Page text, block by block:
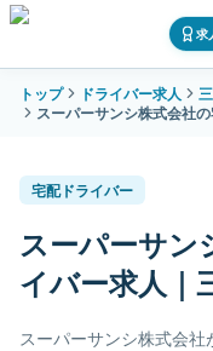
求
トップ ドライバー求人
スーパーサンシ株式会社
宅配ドライバー
スーパーサン
イバー求人｜
スーパーサンシ株式会